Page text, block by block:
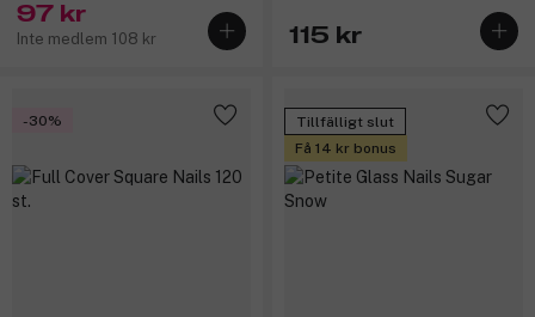
97 kr
Inte medlem 108 kr 115 kr
-30%
Tillfälligt slut
Få 14 kr bonus